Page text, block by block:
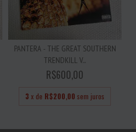
PANTERA - THE GREAT SOUTHERN
TRENDKILL V...
R$600,00
3 x de R$200,00 sem juros